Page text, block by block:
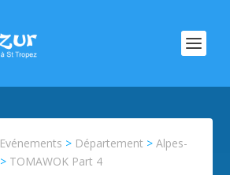
Evénements > Département >Alpes-
> TOMAWOK Part 4